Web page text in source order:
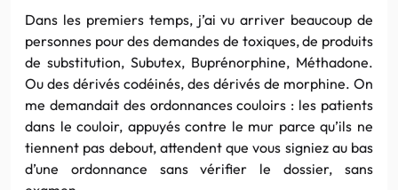
Dans les premiers temps, j’ai vu arriver beaucoup de
personnes pour des demandes de toxiques, de produits
de substitution, Subutex, Buprénorphine, Méthadone.
Ou des dérivés codéinés, des dérivés de morphine. On
me demandait des ordonnances couloirs : les patients
dans le couloir, appuyés contre le mur parce qu’ils ne
tiennent pas debout, attendent que vous signiez au bas
d’une ordonnance sans vérifier le dossier, sans